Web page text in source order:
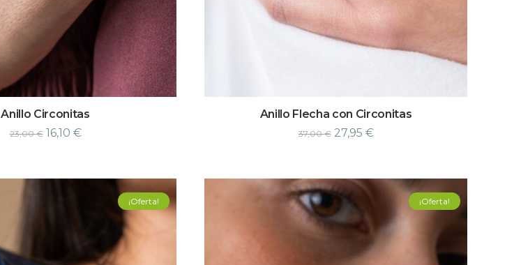
Anillo Circonitas
23,00€ 16,10 €
Anillo Flecha con Circonitas
37,00€ 27,95 €
¡Oferta! ¡Oferta!